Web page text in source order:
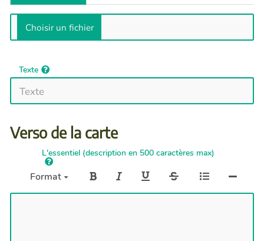
Texte
Verso de la carte
L'essentiel (description en 500 caractères max)
Format